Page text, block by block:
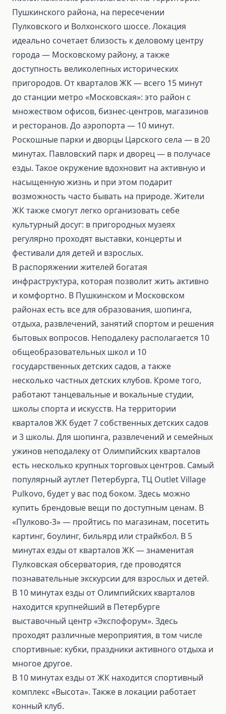
Пушкинского района, на пересечении
Пулковского и Волхонского шоссе. Локация
идеально сочетает близость к деловому центру
города — Московскому району, а также
доступность великолепных исторических
пригородов. От кварталов ЖК — всего 15 минут
до станции метро «Московская»: это район с
множеством офисов, бизнес-центров, магазинов
и ресторанов. До аэропорта — 10 минут.
Роскошные парки и дворцы Царского села — в 20
минутах. Павловский парк и дворец — в получасе
езды. Такое окружение вдохновит на активную и
насыщенную жизнь и при этом подарит
возможность часто бывать на природе. Жители
ЖК также смогут легко организовать себе
культурный досуг: в пригородных музеях
регулярно проходят выставки, концерты и
фестивали для детей и взрослых.
В распоряжении жителей богатая
инфраструктура, которая позволит жить активно
и комфортно. В Пушкинском и Московском
районах есть все для образования, шопинга,
отдыха, развлечений, занятий спортом и решения
бытовых вопросов. Неподалеку располагается 10
общеобразовательных школ и 10
государственных детских садов, а также
несколько частных детских клубов. Кроме того,
работают танцевальные и вокальные студии,
школы спорта и искусств. На территории
кварталов ЖК будет 7 собственных детских садов
и 3 школы. Для шопинга, развлечений и семейных
ужинов неподалеку от Олимпийских кварталов
есть несколько крупных торговых центров. Самый
популярный аутлет Петербурга, ТЦ Outlet Village
Pulkovo, будет у вас под боком. Здесь можно
купить брендовые вещи по доступным ценам. В
«Пулково-3» — пройтись по магазинам, посетить
картинг, боулинг, бильярд или страйкбол. В 5
минутах езды от кварталов ЖК — знаменитая
Пулковская обсерватория, где проводятся
познавательные экскурсии для взрослых и детей.
В 10 минутах езды от Олимпийских кварталов
находится крупнейший в Петербурге
выставочный центр «Экспофорум». Здесь
проходят различные мероприятия, в том числе
спортивные: кубки, праздники активного отдыха и
многое другое.
В 10 минутах езды от ЖК находится спортивный
комплекс «Высота». Также в локации работает
конный клуб.